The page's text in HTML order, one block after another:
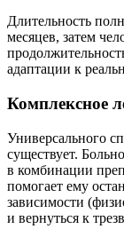
Длительность
месяцев, затем
адаптации к
Комплексное
Универсального
существует.
в комбинации
помогает ему
зависимости
и вернуться к